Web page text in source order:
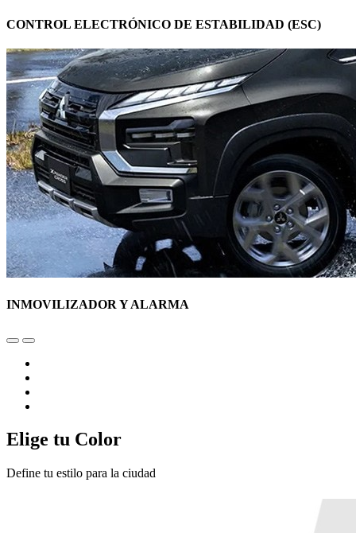
CONTROL ELECTRÓNICO DE ESTABILIDAD (ESC)
INMOVILIZADOR Y ALARMA
Elige tu Color
Define tu estilo para la ciudad